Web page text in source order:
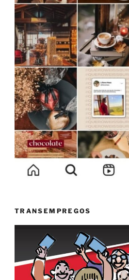
TRANSEMPREGOS